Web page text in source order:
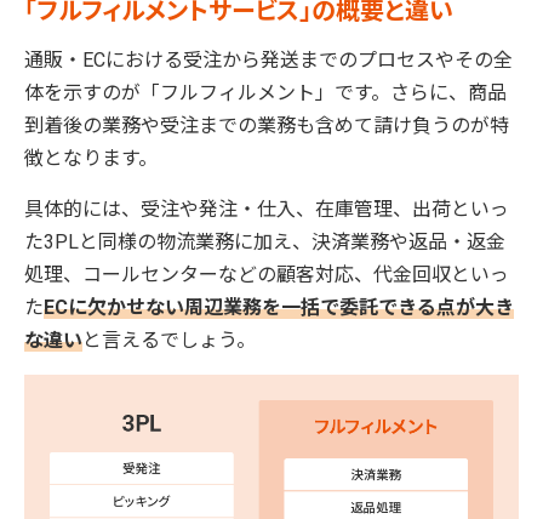
「フルフィルメントサービス」の概要と違い
通販・ECにおける受注から発送までのプロセスやその全
体を示すのが「フルフィルメント」です。さらに、商品
到着後の業務や受注までの業務も含めて請け負うのが特
徴となります。
具体的には、受注や発注・仕入、在庫管理、出荷といっ
た3PLと同様の物流業務に加え、決済業務や返品・返金
処理、コールセンターなどの顧客対応、代金回収といっ
たECに欠かせない周辺業務を一括で委託できる点が大き
な違いと言えるでしょう。